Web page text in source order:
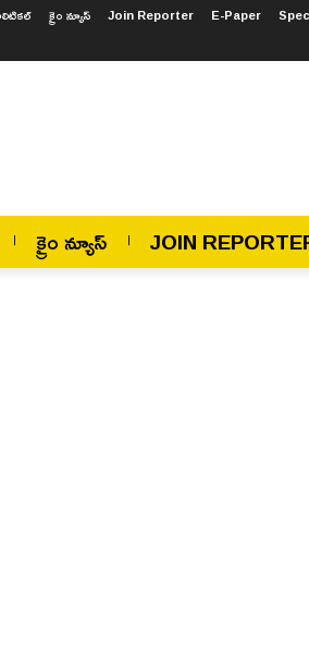
క్రైం న్యూస్ Join Reporter E-Paper
క్రైం న్యూస్ JOIN